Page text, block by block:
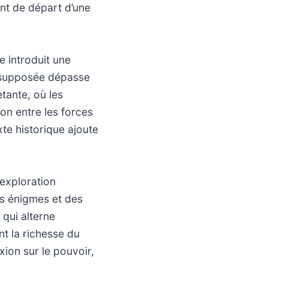
de départ d’une
introduit une
dépasse
où les
entre les forces
historique ajoute
énigmes et des
qui alterne
la richesse du
sur le pouvoir,